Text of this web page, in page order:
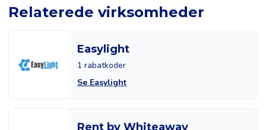
Relaterede virksomheder
Easylight
1 rabatkoder
Se Easylight
Rent by Whiteaway